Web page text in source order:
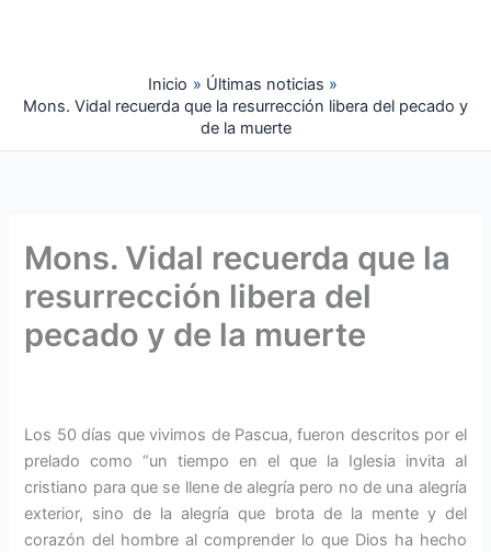
Inicio
Últimas noticias
Mons. Vidal recuerda que la resurrección libera del pecado y
de la muerte
Mons. Vidal recuerda que la
resurrección libera del
pecado y de la muerte
Los 50 días que vivimos de Pascua, fueron descritos por el
prelado como “un tiempo en el que la Iglesia invita al
cristiano para que se llene de alegría pero no de una alegría
exterior, sino de la alegría que brota de la mente y del
corazón del hombre al comprender lo que Dios ha hecho